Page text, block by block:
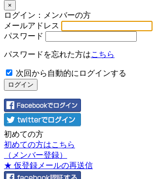
×
ログイン：メンバーの方
メールアドレス
パスワード
パスワードを忘れた方はこちら
次回から自動的にログインする
初めての方
初めての方はこちら
（メンバー登録）
★ 仮登録メールの再送信